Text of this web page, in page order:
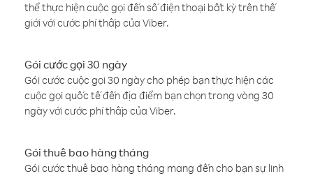
thể thực hiện cuộc gọi đến số điện thoại bất kỳ trên thế
giới với cước phí thấp của Viber.
Gói cước gọi 30 ngày
Gói cước cuộc gọi 30 ngày cho phép bạn thực hiện các
cuộc gọi quốc tế đến địa điểm bạn chọn trong vòng 30
ngày với cước phí thấp của Viber.
Gói thuê bao hàng tháng
Gói cước thuê bao hàng tháng mang đến cho bạn sự linh